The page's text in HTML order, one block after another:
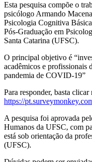
Esta pesquisa compõe o
psicólogo Armando
Psicologia Cognitiva
Pós-Graduação em
Santa Catarina (UFSC).
O principal objetivo é
acadêmicos e profissionais
pandemia de COVID-19”
Para responder, basta
https://
A pesquisa foi aprovada
Humanos da UFSC, com
está sob orientação da
(UFSC).